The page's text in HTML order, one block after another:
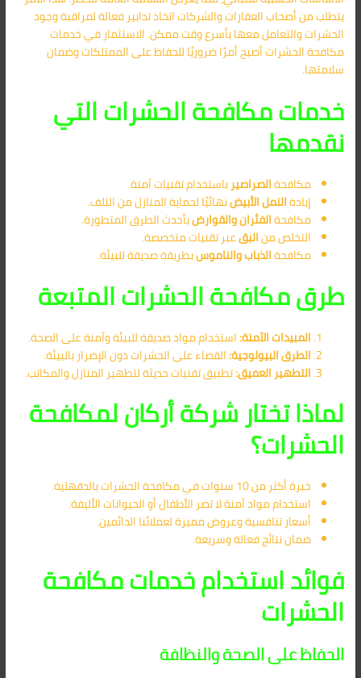
يتطلب من أصحاب العقارات والشركات اتخاذ تدابير فعالة لمراقبة وجود
الحشرات والتعامل معها بأسرع وقت ممكن. الاستثمار في خدمات
مكافحة الحشرات أصبح أمرًا ضروريًا للحفاظ على الممتلكات وضمان
سلامتها.
خدمات مكافحة الحشرات التي
نقدمها
مكافحةالصراصيرباستخدام تقنيات آمنة.
إبادةالنمل الأبيضنهائيًا لحماية المنازل من التلف.
مكافحةالفئران والقوارضبأحدث الطرق المتطورة.
التخلص منالبقعبر تقنيات متخصصة.
مكافحةالذباب والناموسبطريقة صديقة للبيئة.
طرق مكافحة الحشرات المتبعة
المبيدات الآمنة:استخدام مواد صديقة للبيئة وآمنة على الصحة.
الطرق البيولوجية:القضاء على الحشرات دون الإضرار بالبيئة.
التطهير العميق:تطبيق تقنيات حديثة لتطهير المنازل والمكاتب.
لماذا تختار شركة أركان لمكافحة
الحشرات؟
خبرة أكثر من 10 سنوات في مكافحة الحشرات بالدقهلية.
استخدام مواد آمنة لا تضر الأطفال أو الحيوانات الأليفة.
أسعار تنافسية وعروض مميزة لعملائنا الدائمين.
ضمان نتائج فعالة وسريعة.
فوائد استخدام خدمات مكافحة
الحشرات
الحفاظ على الصحة والنظافة